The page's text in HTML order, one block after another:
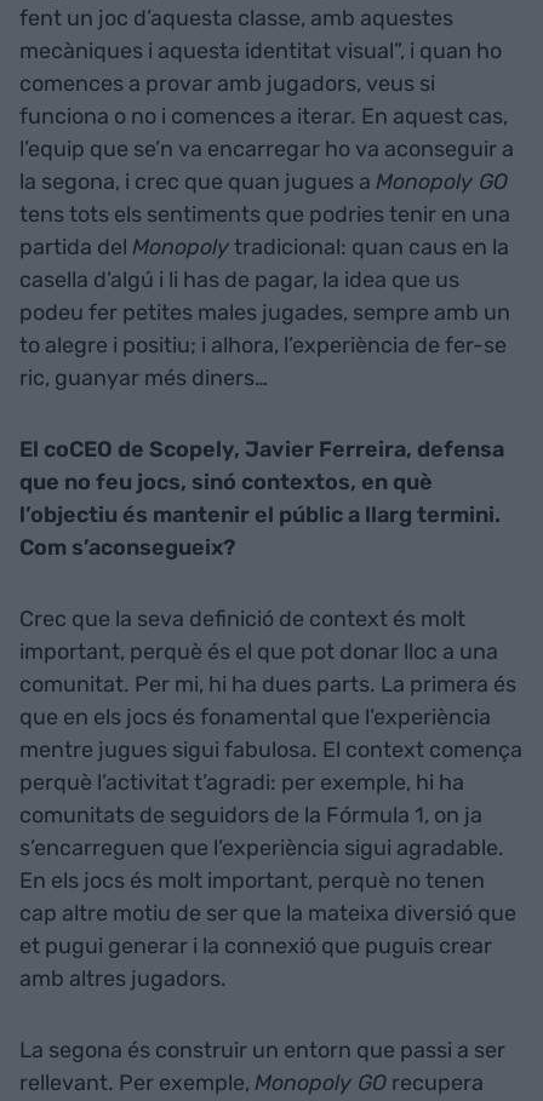
fent un joc d’aquesta classe, amb aquestes
mecàniques i aquesta identitat visual”, i quan ho
comences a provar amb jugadors, veus si
funciona o no i comences a iterar. En aquest cas,
l’equip que se’n va encarregar ho va aconseguir a
la segona, i crec que quan jugues a Monopoly GO
tens tots els sentiments que podries tenir en una
partida del Monopolytradicional: quan caus en la
casella d’algú i li has de pagar, la idea que us
podeu fer petites males jugades, sempre amb un
to alegre i positiu; i alhora, l’experiència de fer-se
ric, guanyar més diners…
El coCEO de Scopely, Javier Ferreira, defensa
que no feu jocs, sinó contextos, en què
l’objectiu és mantenir el públic a llarg termini.
Com s’aconsegueix?
Crec que la seva definició de context és molt
important, perquè és el que pot donar lloc a una
comunitat. Per mi, hi ha dues parts. La primera és
que en els jocs és fonamental que l’experiència
mentre jugues sigui fabulosa. El context comença
perquè l’activitat t’agradi: per exemple, hi ha
comunitats de seguidors de la Fórmula 1, on ja
s’encarreguen que l’experiència sigui agradable.
En els jocs és molt important, perquè no tenen
cap altre motiu de ser que la mateixa diversió que
et pugui generar i la connexió que puguis crear
amb altres jugadors.
La segona és construir un entorn que passi a ser
rellevant. Per exemple, Monopoly GO recupera